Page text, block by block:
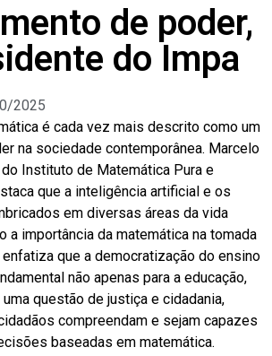
de poder,
do Impa
2025
é cada vez mais descrito como um
na sociedade contemporânea. Marcelo
Instituto de Matemática Pura e
que a inteligência artificial e os
em diversas áreas da vida
a importância da matemática na tomada
que a democratização do ensino
não apenas para a educação,
questão de justiça e cidadania,
compreendam e sejam capazes
baseadas em matemática.